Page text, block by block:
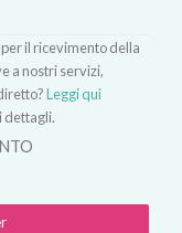
il ricevimento della
a nostri servizi,
Leggi qui
dettagli.